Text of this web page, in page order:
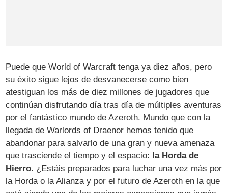
Puede que World of Warcraft tenga ya diez años, pero
su éxito sigue lejos de desvanecerse como bien
atestiguan los más de diez millones de jugadores que
continúan disfrutando día tras día de múltiples aventuras
por el fantástico mundo de Azeroth. Mundo que con la
llegada de Warlords of Draenor hemos tenido que
abandonar para salvarlo de una gran y nueva amenaza
que trasciende el tiempo y el espacio: la Horda de
Hierro. ¿Estáis preparados para luchar una vez más por
la Horda o la Alianza y por el futuro de Azeroth en la que